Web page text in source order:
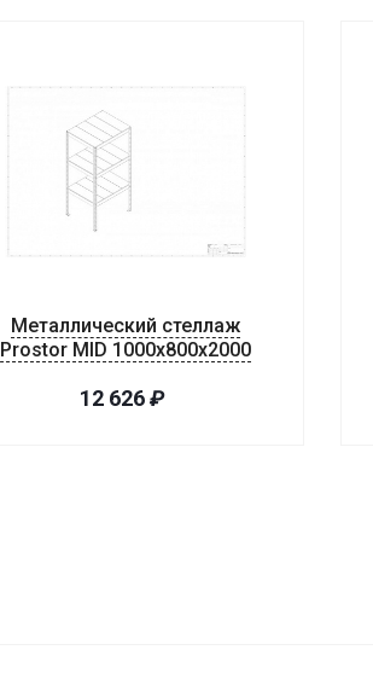
Металлический стеллаж
Prostor MID 1000x800x2000
12 626₽